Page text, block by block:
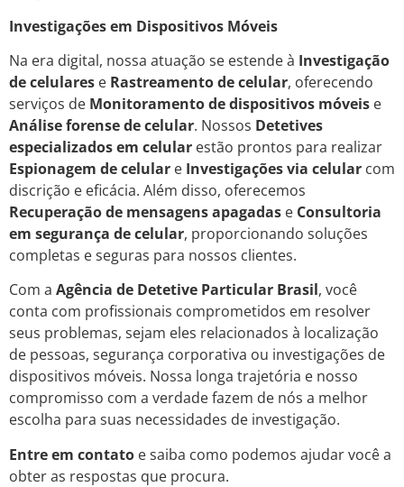
Investigações em Dispositivos Móveis
Na era digital, nossa atuação se estende à Investigação
de celulares e Rastreamento de celular, oferecendo
serviços de Monitoramento de dispositivos móveis e
Análise forense de celular. Nossos Detetives
especializados em celular estão prontos para realizar
Espionagem de celular e Investigações via celular com
discrição e eficácia. Além disso, oferecemos
Recuperação de mensagens apagadas e Consultoria
em segurança de celular, proporcionando soluções
completas e seguras para nossos clientes.
Com a Agência de Detetive Particular Brasil, você
conta com profissionais comprometidos em resolver
seus problemas, sejam eles relacionados à localização
de pessoas, segurança corporativa ou investigações de
dispositivos móveis. Nossa longa trajetória e nosso
compromisso com a verdade fazem de nós a melhor
escolha para suas necessidades de investigação.
Entre em contato e saiba como podemos ajudar você a
obter as respostas que procura.